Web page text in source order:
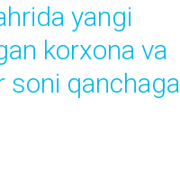
yangi
korxona va
soni qanchaga